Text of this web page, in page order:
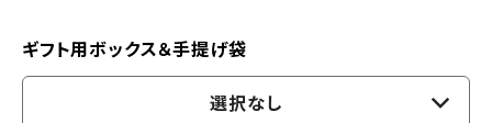
ギフト用ボックス＆手提げ袋
選択なし